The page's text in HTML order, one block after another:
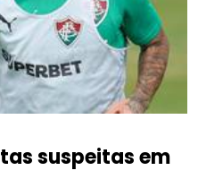
suspeitas em